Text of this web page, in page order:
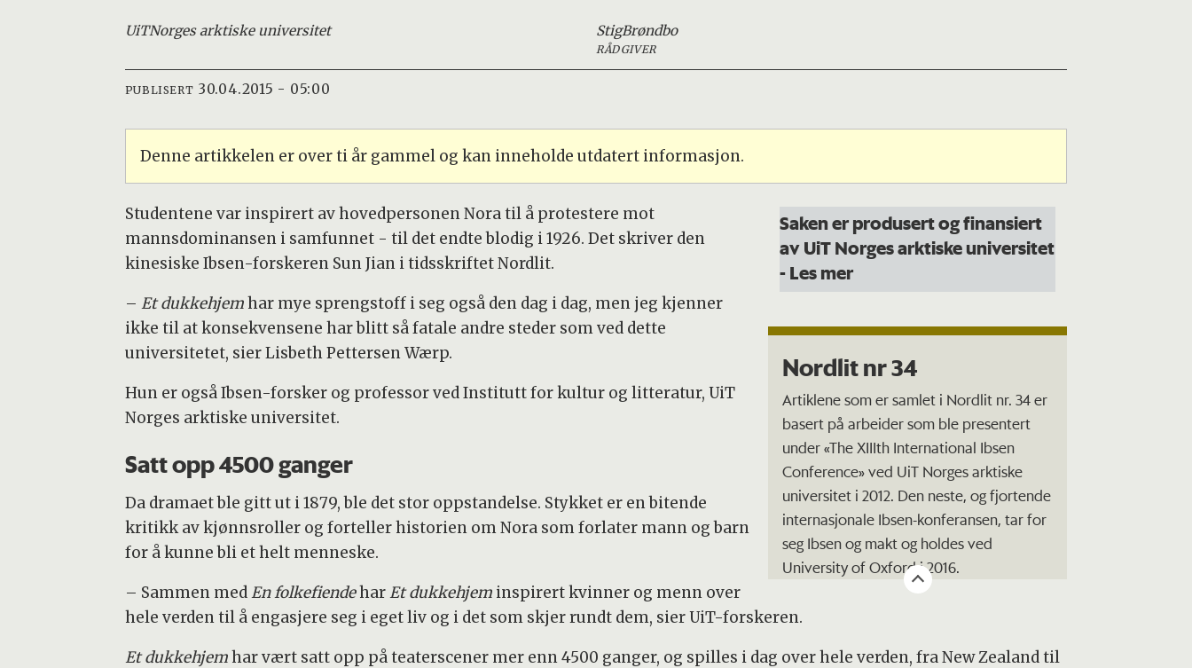
UiTNorges arktiske universitet StigBrøndbo
RÅDGIVER
PUBLISERT 30.04.2015 - 05:00
Denne artikkelen er over ti år gammel og kan inneholde utdatert informasjon.
Saken er produsert og finansiert
av UiT Norges arktiske universitet
- Les mer
Nordlit nr 34
Artiklene som er samlet i Nordlit nr. 34 er
basert på arbeider som ble presentert
under «The XIIIth International Ibsen
Conference» ved UiT Norges arktiske
universitet i 2012. Den neste, og fjortende
internasjonale Ibsen-konferansen, tar for
seg Ibsen og makt og holdes ved
University of Oxford i 2016.
Studentene var inspirert av hovedpersonen Nora til å protestere mot
mannsdominansen i samfunnet - til det endte blodig i 1926. Det skriver den
kinesiske Ibsen-forskeren Sun Jian i tidsskriftet Nordlit.
– Et dukkehjemhar mye sprengstoff i seg også den dag i dag, men jeg kjenner
ikke til at konsekvensene har blitt så fatale andre steder som ved dette
universitetet, sier Lisbeth Pettersen Wærp.
Hun er også Ibsen-forsker og professor ved Institutt for kultur og litteratur, UiT
Norges arktiske universitet.
Satt opp 4500 ganger
Da dramaet ble gitt ut i 1879, ble det stor oppstandelse. Stykket er en bitende
kritikk av kjønnsroller og forteller historien om Nora som forlater mann og barn
for å kunne bli et helt menneske.
– Sammen medEn folkefiendeharEt dukkehjeminspirert kvinner og menn over
hele verden til å engasjere seg i eget liv og i det som skjer rundt dem, sier UiT-forskeren.
Et dukkehjemhar vært satt opp på teaterscener mer enn 4500 ganger, og spilles i dag over hele verden, fra New Zealand til